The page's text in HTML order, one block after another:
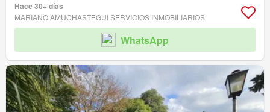
Hace 30+ días
MARIANO AMUCHASTEGUI SERVICIOS INMOBILIARIOS
WhatsApp